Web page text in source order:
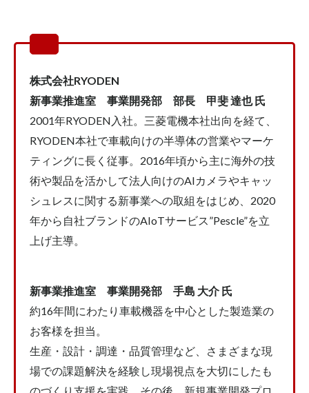
株式会社RYODEN
新事業推進室 事業開発部 部長 甲斐 達也 氏
2001年RYODEN入社。三菱電機本社出向を経て、
RYODEN本社で車載向けの半導体の営業やマーケ
ティングに長く従事。2016年頃から主に海外の技
術や製品を活かして法人向けのAIカメラやキャッ
シュレスに関する新事業への取組をはじめ、2020
年から自社ブランドのAIoTサービス”Pescle”を立
上げ主導。
新事業推進室 事業開発部 手島 大介 氏
約16年間にわたり車載機器を中心とした製造業の
お客様を担当。
生産・設計・調達・品質管理など、さまざまな現
場での課題解決を経験し現場視点を大切にしたも
板挟みイノベーター｜2025.3
板挟みイノベーター｜2025.4
板挟みイノベーター｜2025.5
板挟みイノベーター｜2025.6
板挟みイノベーター｜2025.7
板挟みイノベーター｜2025.8
板挟みイノベーター｜2025.9
研究シーズ×経営のプロ
組織人事
調査結果